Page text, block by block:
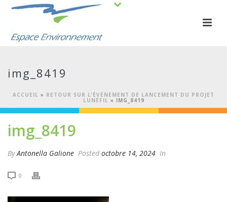
img_8419
ACCUEIL » RETOUR SUR L’ÉVÉNEMENT DE LANCEMENT DU PROJET
LUNÉFIL » IMG_8419
img_8419
ByAntonella Galione Posted octobre 14, 2024 In
0